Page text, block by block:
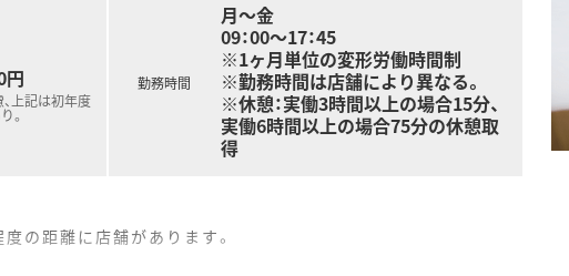
円
上記は初年度
。
勤務時間
月～金
09：00～17：45
※1ヶ月単位の変形労働時間制
※勤務時間は店舗により異なる。
※休憩：実働3時間以上の場合15分、
実働6時間以上の場合75分の休憩取
得
の距離に店舗があります。